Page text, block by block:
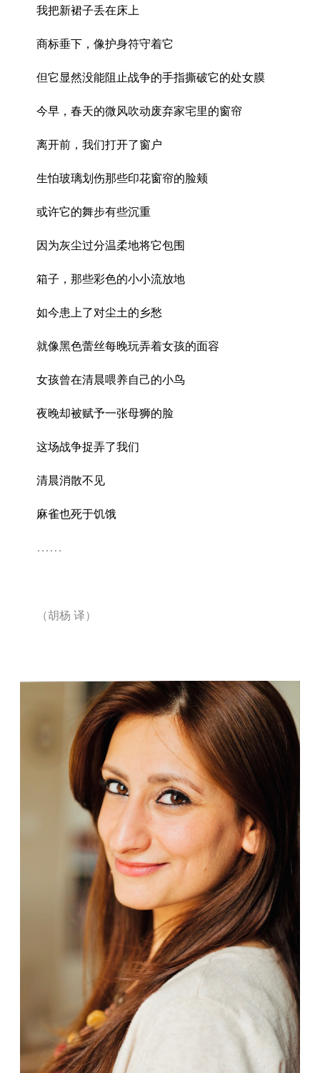
我把新裙子丢在床上
商标垂下，像护身符守着它
但它显然没能阻止战争的手指撕破它的处女膜
今早，春天的微风吹动废弃家宅里的窗帘
离开前，我们打开了窗户
生怕玻璃划伤那些印花窗帘的脸颊
或许它的舞步有些沉重
因为灰尘过分温柔地将它包围
箱子，那些彩色的小小流放地
如今患上了对尘土的乡愁
就像黑色蕾丝每晚玩弄着女孩的面容
女孩曾在清晨喂养自己的小鸟
夜晚却被赋予一张母狮的脸
这场战争捉弄了我们
清晨消散不见
麻雀也死于饥饿
……
（胡杨 译）